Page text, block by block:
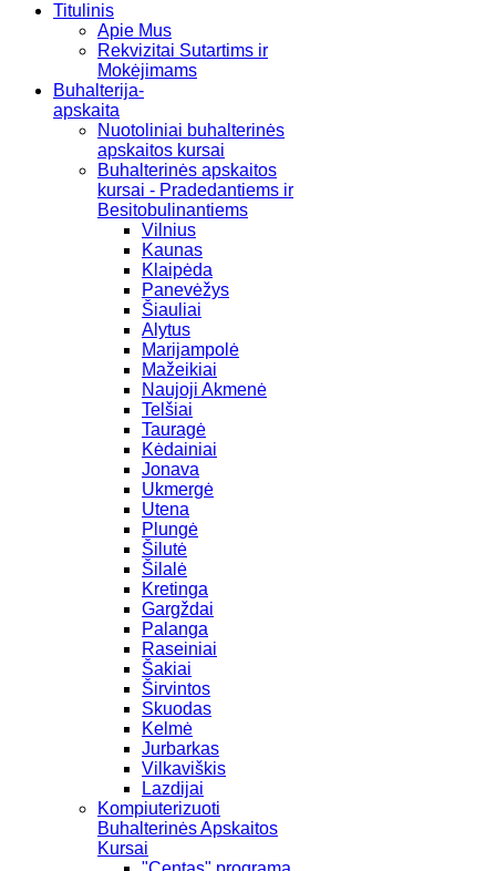
Titulinis
Apie Mus
Rekvizitai Sutartims ir
Mokėjimams
Buhalterija-
apskaita
Nuotoliniai buhalterinės
apskaitos kursai
Buhalterinės apskaitos
kursai - Pradedantiems ir
Besitobulinantiems
Vilnius
Kaunas
Klaipėda
Panevėžys
Šiauliai
Alytus
Marijampolė
Mažeikiai
Naujoji Akmenė
Telšiai
Tauragė
Kėdainiai
Jonava
Ukmergė
Utena
Plungė
Šilutė
Šilalė
Kretinga
Gargždai
Palanga
Raseiniai
Šakiai
Širvintos
Skuodas
Kelmė
Jurbarkas
Vilkaviškis
Lazdijai
Kompiuterizuoti
Buhalterinės Apskaitos
Kursai